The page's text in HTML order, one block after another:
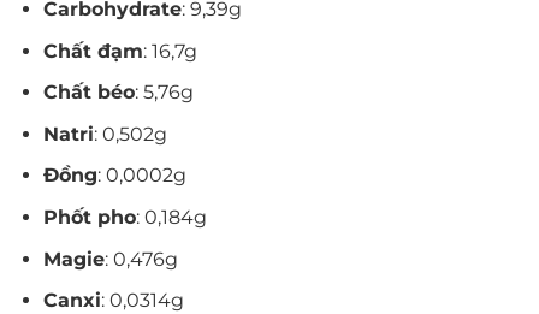
Carbohydrate: 9,39g
Chất đạm: 16,7g
Chất béo: 5,76g
Natri: 0,502g
Đồng: 0,0002g
Phốt pho: 0,184g
Magie: 0,476g
Canxi: 0,0314g